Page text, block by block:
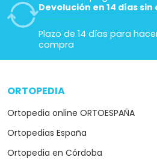
Devolución en 14 días
Plazo de 14 días para
compra
ORTOPEDIA
Ortopedia online ORTOESPAÑA
Ortopedias España
Ortopedia en Córdoba